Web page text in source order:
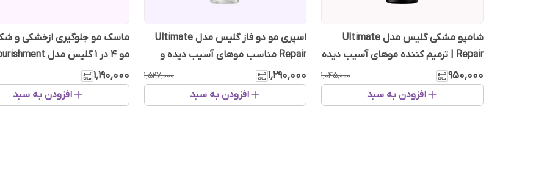
شامپو مشکی گلیس مدل Ultimate
Repair | ترمیم کننده موهای آسیب دیده
۹۵۰٬۰۰۰ ۱٬۰۴۵٬۰۰۰
افزودن به سبد
اسپری مو دو فاز گلیس مدل Ultimate
Repair مناسب موهای آسیب دیده و
خشک ۲۰۰ میل
۱٬۲۹۰٬۰۰۰ ۱٬۵۲۷٬۰۰۰
افزودن به سبد
ماسک مو جلوگیری ازخشکی و
مو 4 در 1 گلیس مدل Nourishment
۱٬۱۹۰٬۰۰۰
افزودن به سبد